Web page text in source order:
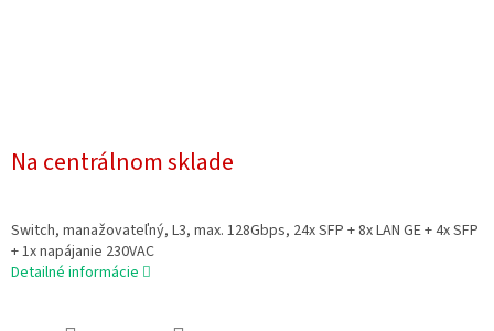
Na centrálnom sklade
Switch, manažovateľný, L3, max. 128Gbps, 24x SFP + 8x LAN GE + 4x SFP
+ 1x napájanie 230VAC
Detailné informácie